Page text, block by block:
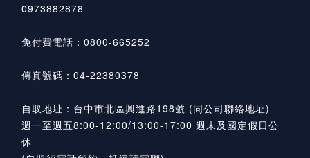
0973882878
免付費電話：0800-665252
傳真號碼：04-22380378
自取地址：台中市北區興進路198號 (同公司聯絡地址)
週一至週五8:00-12:00/13:00-17:00 週末及國定假日公
休